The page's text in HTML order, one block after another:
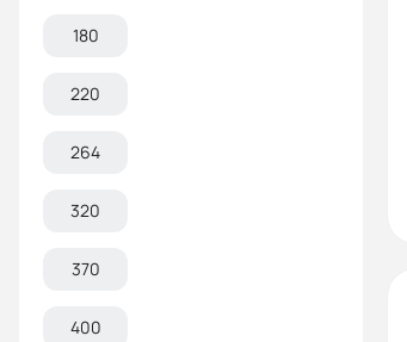
180
220
264
320
370
400